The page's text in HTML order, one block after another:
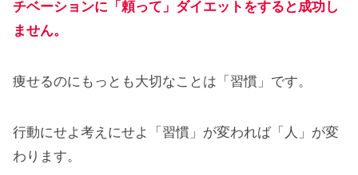
チベーションに「頼って」ダイエットをすると成功し
ません。
痩せるのにもっとも大切なことは「習慣」です。
行動にせよ考えにせよ「習慣」が変われば「人」が変
わります。